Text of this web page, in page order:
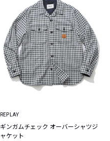
REPLAY
ギンガムチェック オーバーシャツジ
ャケット